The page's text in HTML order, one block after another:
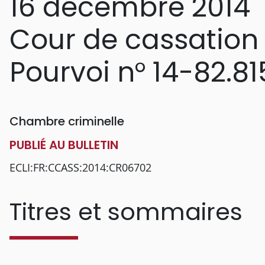
Cour de cassation
Pourvoi n° 14-
Chambre criminelle
PUBLIÉ AU BULLETIN
ECLI:FR:CCASS:2014:CR06702
Titres et sommaires